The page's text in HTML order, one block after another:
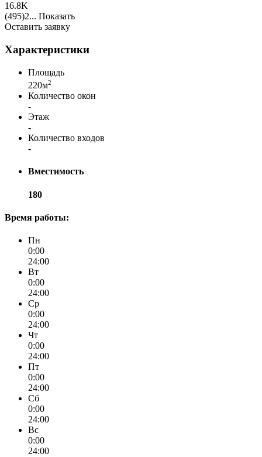
16.8K
(495)2... Показать
Оставить заявку
Характеристики
Площадь
220м2
Количество окон
-
Этаж
-
Количество входов
-
Вместимость
180
Время работы:
Пн
0:00
24:00
Вт
0:00
24:00
Ср
0:00
24:00
Чт
0:00
24:00
Пт
0:00
24:00
Сб
0:00
24:00
Вс
0:00
24:00